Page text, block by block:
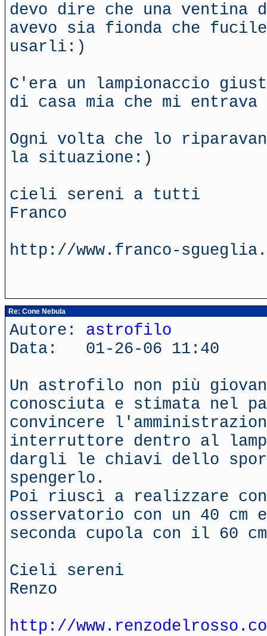
devo dire che una
avevo sia fionda che
usarli:)
C'era un lampionaccio
di casa mia che mi
Ogni volta che lo
la situazione:)
cieli sereni a tutti
Franco
http://www.franco-
Re: Cone Nebula
Autore: astrofilo
Data: 01-26-06 11:40
Un astrofilo non più
conosciuta e stimata nel
convincere
interruttore dentro al
dargli le chiavi dello
spengerlo.
Poi riuscì a realizzare
osservatorio con un 40
seconda cupola con il 60
Cieli sereni
Renzo
http://